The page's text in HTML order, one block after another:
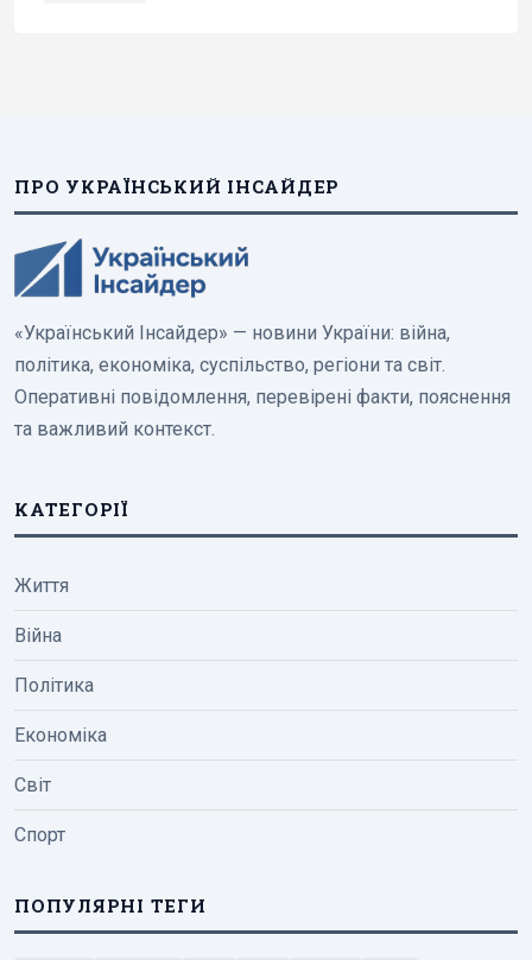
ПРО УКРАЇНСЬКИЙ ІНСАЙДЕР
«Український Інсайдер» — новини України: війна,
політика, економіка, суспільство, регіони та світ.
Оперативні повідомлення, перевірені факти, пояснення
та важливий контекст.
КАТЕГОРІЇ
Життя
Війна
Політика
Економіка
Світ
Спорт
ПОПУЛЯРНІ ТЕГИ